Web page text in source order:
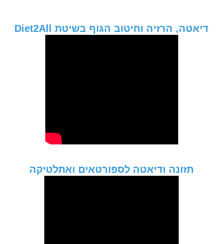
דיאטה, הרזיה וחיטוב הגוף בשיטת Diet2All
תזונה ודיאטה לספורטאים ואתלטיקה